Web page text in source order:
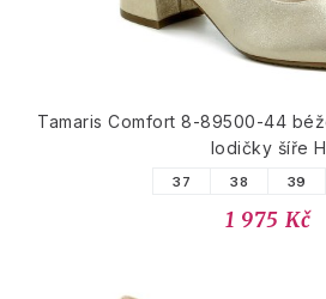
Tamaris Comfort 8-89500-44
lodičky šíře H
37 38 39
1 975 Kč